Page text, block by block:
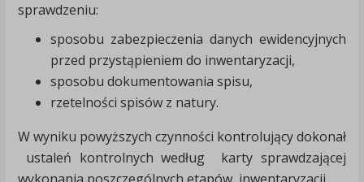
sprawdzeniu:
sposobu zabezpieczenia danych ewidencyjnych
przed przystąpieniem do inwentaryzacji,
sposobu dokumentowania spisu,
rzetelności spisów z natury.
W wyniku powyższych czynności kontrolujący dokonał
ustaleń kontrolnych według karty sprawdzającej